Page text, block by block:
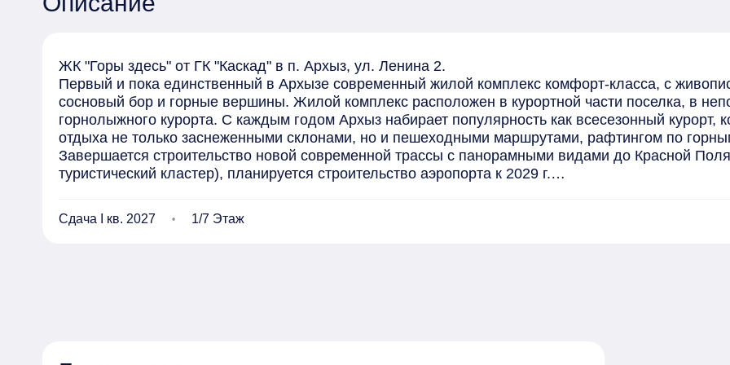
ЖК "Горы здесь" от ГК "Каскад" в п. Архыз, ул. Ленина 2.
Первый и пока единственный в Архызе современный жилой комплекс комфорт-класса, с
сосновый бор и горные вершины. Жилой комплекс расположен в курортной части поселка, в
горнолыжного курорта. С каждым годом Архыз набирает популярность как всесезонный курорт,
отдыха не только заснеженными склонами, но и пешеходными маршрутами, рафтингом по
Завершается строительство новой современной трассы с панорамными видами до Красной
туристический кластер), планируется строительство аэропорта к 2029 г.
Этажность: 7-8 этажей.
В первой очереди строительства 3, 4, 6 корпуса
Сдача I кв. 2027 1/7 Этаж